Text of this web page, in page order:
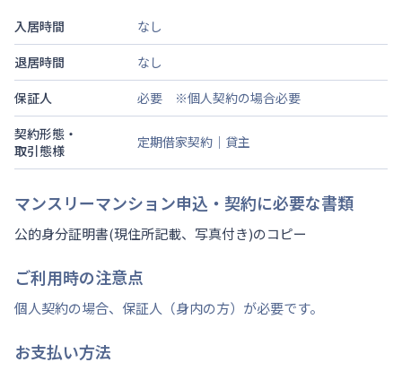
入居時間
なし
退居時間
なし
保証人
必要 ※個人契約の場合必要
契約形態・
取引態様
定期借家契約｜貸主
マンスリーマンション申込・契約に必要な書類
公的身分証明書(現住所記載、写真付き)のコピー
ご利用時の注意点
個人契約の場合、保証人（身内の方）が必要です。
お支払い方法